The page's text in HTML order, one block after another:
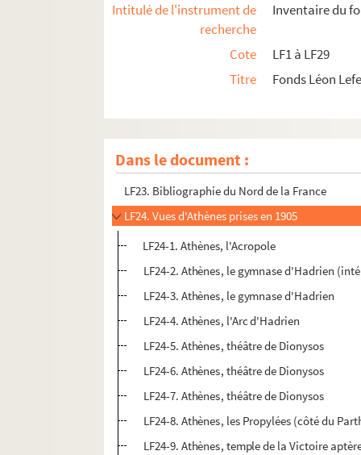
Intitulé de l'instrument de
recherche
Inventaire du
Cote
LF1 à LF29
Titre
Fonds Léon
Dans le document :
LF16. Facultés catholiques de Lille
LF20. Articles extraits de journaux, histoire
LF21. Notes sur Lille et la région (1708-1912)
LF22. Lille - Ephémérides et notes
LF23. Bibliographie du Nord de la France
LF24. Vues d'Athènes prises en 1905
LF24-1. Athènes, l'Acropole
LF24-2. Athènes, le gymnase d'Hadrien
LF24-3. Athènes, le gymnase d'Hadrien
LF24-4. Athènes, l'Arc d'Hadrien
LF24-5. Athènes, théâtre de Dionysos
LF24-6. Athènes, théâtre de Dionysos
LF24-7. Athènes, théâtre de Dionysos
LF24-8. Athènes, les Propylées (côté du
LF24-9. Athènes, temple de la Victoire